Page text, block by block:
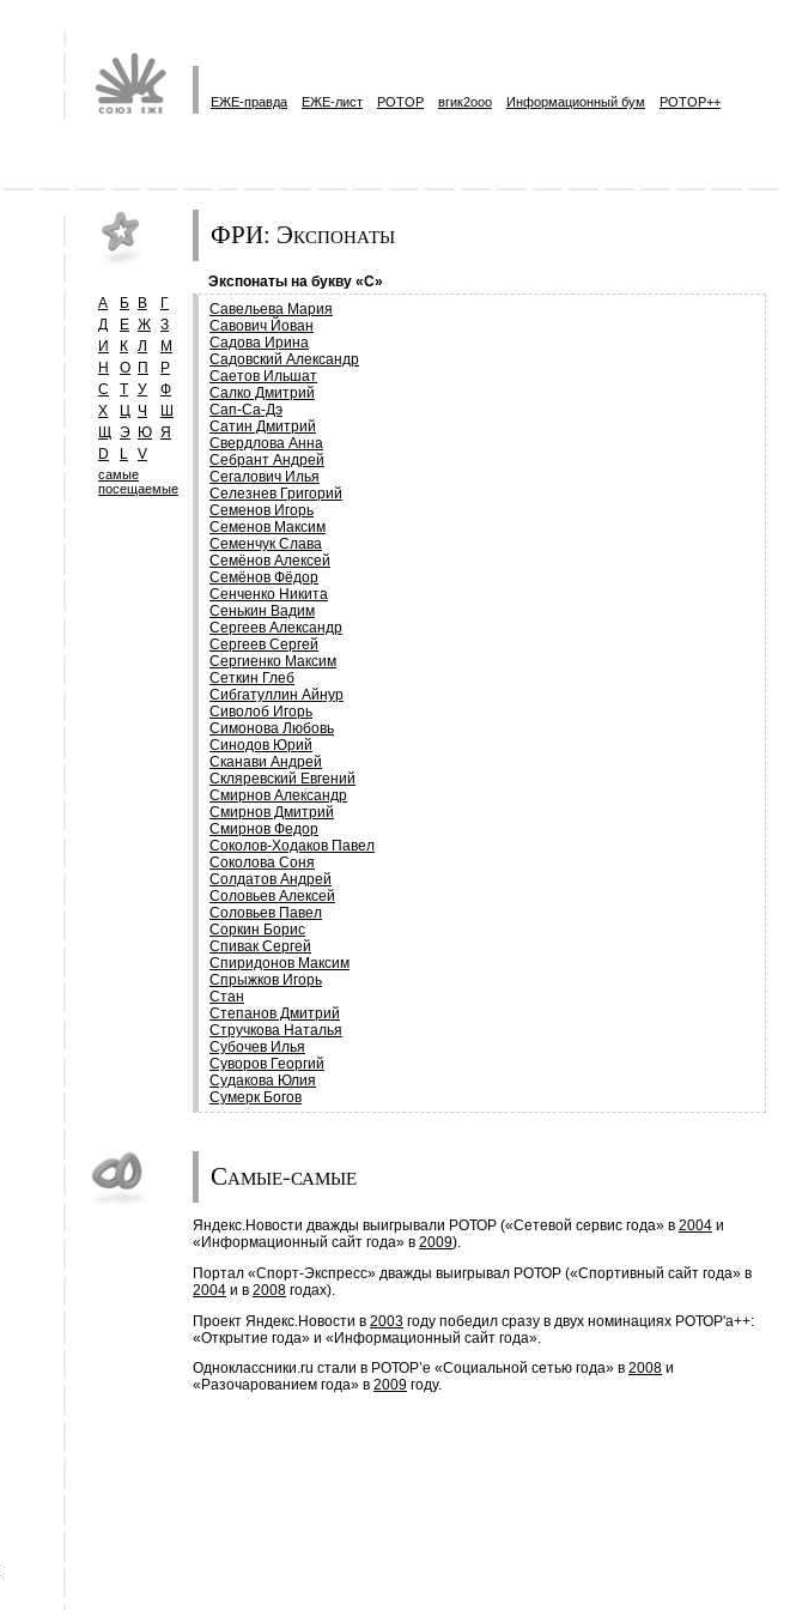
ЕЖЕ-правда ЕЖЕ-лист РОТОР вгик2ooo Информационный бум РОТОР++
ФРИ: Экспонаты
А Б В
Г
Д
Е Ж З
И
К Л
М
Н
О П
Р
С
Т У
Ф
Х
Ц Ч
Ш
Щ Э Ю Я
D
L V
самые
посещаемые
Экспонаты на букву «С»
Савельева Мария
Савович Йован
Садова Ирина
Садовский Александр
Саетов Ильшат
Салко Дмитрий
Сап-Са-Дэ
Сатин Дмитрий
Свердлова Анна
Себрант Андрей
Сегалович Илья
Селезнев Григорий
Семенов Игорь
Семенов Максим
Семенчук Слава
Семёнов Алексей
Семёнов Фёдор
Сенченко Никита
Сенькин Вадим
Сергеев Александр
Сергеев Сергей
Сергиенко Максим
Сеткин Глеб
Сибгатуллин Айнур
Сиволоб Игорь
Симонова Любовь
Синодов Юрий
Сканави Андрей
Скляревский Евгений
Смирнов Александр
Смирнов Дмитрий
Смирнов Федор
Соколов-Ходаков Павел
Соколова Соня
Солдатов Андрей
Соловьев Алексей
Соловьев Павел
Соркин Борис
Спивак Сергей
Спиридонов Максим
Спрыжков Игорь
Стан
Степанов Дмитрий
Стручкова Наталья
Субочев Илья
Суворов Георгий
Судакова Юлия
Сумерк Богов
Самые-самые
Яндекс.Новости дважды выигрывали РОТОР («Сетевой сервис года» в 2004 и
«Информационный сайт года» в 2009).
Портал «Спорт-Экспресс» дважды выигрывал РОТОР («Спортивный сайт года» в
2004 и в 2008 годах).
Проект Яндекс.Новости в 2003 году победил сразу в двух номинациях РОТОР'a++:
«Открытие года» и «Информационный сайт года».
Одноклассники.ru стали в РОТОР’e «Социальной сетью года» в 2008 и
«Разочарованием года» в 2009 году.